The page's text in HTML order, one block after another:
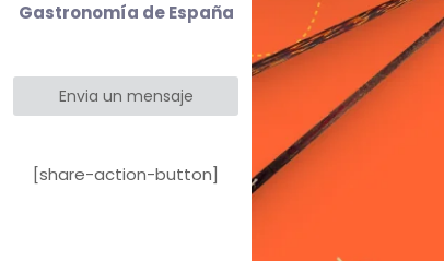
Gastronomía de España
Envia un mensaje
[share-action-button]